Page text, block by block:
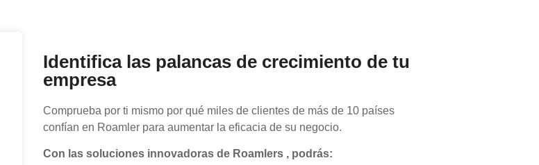
Identifica las palancas de crecimiento de tu
empresa
Comprueba por ti mismo por qué miles de clientes de más de 10 países
confían en Roamler para aumentar la eficacia de su negocio.
Con las soluciones innovadoras de Roamlers , podrás: